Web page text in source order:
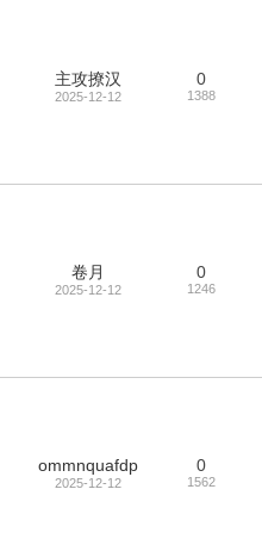
主攻撩汉
2025-12-12
0
1388
卷月
2025-12-12
0
1246
ommnquafdp
2025-12-12
0
1562